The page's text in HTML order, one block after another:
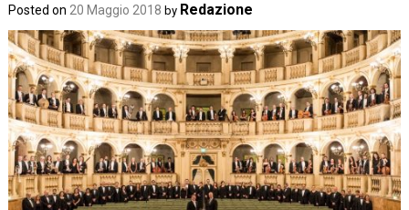
Posted on 20 Maggio 2018 by Redazione